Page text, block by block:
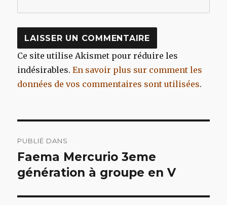
Ce site utilise Akismet pour réduire les
indésirables.En savoir plus sur comment les
données de vos commentaires sont utilisées.
de
l’article
PUBLIÉ DANS
Faema Mercurio 3eme
génération à groupe en V